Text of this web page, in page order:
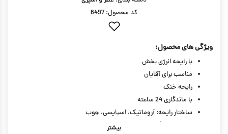
کد محصول: 6497
ویژگی های محصول:
با رایحه انرژی بخش
مناسب برای آقایان
رایحه خنک
با ماندگاری 24 ساعته
ساختار رایحه: آروماتیک، اسپایسی، چوب
نت آغازی: برگاموت کالابریایی، سیچوان، اسطوخودوس و وتیور
بیشتر